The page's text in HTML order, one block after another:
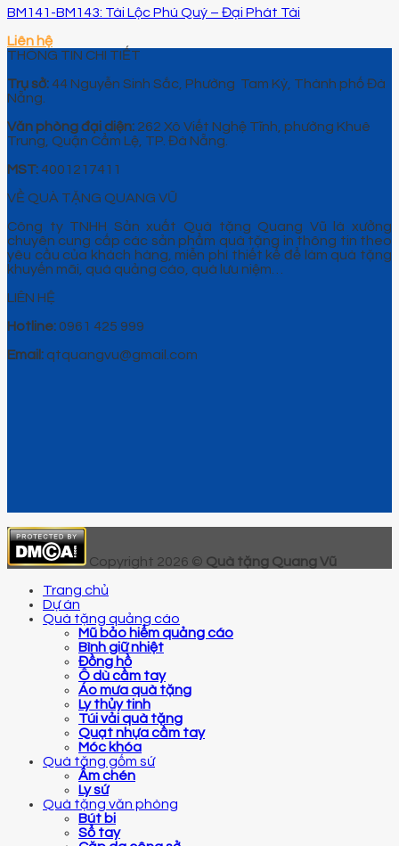
BM141-BM143: Tài Lộc Phú Quý – Đại Phát Tài
Liên hệ
THÔNG TIN CHI TIẾT
Trụ sở: 44 Nguyễn Sinh Sắc, Phường Tam Kỳ, Thành phố Đà
Nẵng.
Văn phòng đại diện: 262 Xô Viết Nghệ Tĩnh, phường Khuê
Trung, Quận Cẩm Lệ, TP. Đà Nẵng.
MST: 4001217411
VỀ QUÀ TẶNG QUANG VŨ
Công ty TNHH Sản xuất Quà tặng Quang Vũ là xưởng
chuyên cung cấp các sản phẩm quà tặng in thông tin theo
yêu cầu của khách hàng, miễn phí thiết kế để làm quà tặng
khuyến mãi, quà quảng cáo, quà lưu niệm…
LIÊN HỆ
Hotline: 0961 425 999
Email: qtquangvu@gmail.com
Copyright 2026 © Quà tặng Quang Vũ
Trang chủ
Dự án
Quà tặng quảng cáo
Mũ bảo hiểm quảng cáo
Bình giữ nhiệt
Đồng hồ
Ô dù cầm tay
Áo mưa quà tặng
Ly thủy tinh
Túi vải quà tặng
Quạt nhựa cầm tay
Móc khóa
Quà tặng gốm sứ
Ấm chén
Ly sứ
Quà tặng văn phòng
Bút bi
Sổ tay